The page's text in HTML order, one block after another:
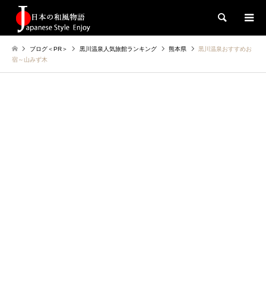
検索
ブログ＜PR＞ 黒川温泉人気旅館ランキング 熊本県
黒川温泉おすすめお
宿～山みず木